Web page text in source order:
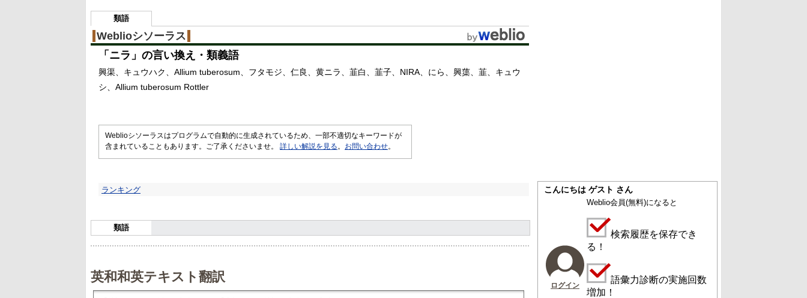
%
類語
Weblioシソーラス
「 ニラ 」の言い換え・類義語
興渠 キュウハク Allium tuberosum フタモジ 仁良 黄ニラ 韮白 韮子 NIRA にら 興蕖 韮
キュウ
シ
Allium tuberosum Rottler
Weblioシソーラスはプログラムで自動的に生成されているため、一部不適切なキーワードが
含まれていることもあります。ご了承くださいませ。 詳しい解説を見る 。 お問い合わせ。
ランキング
類語
英和和英テキスト翻訳
こんにちは ゲスト さん
ログイン
Weblio会員(無料)になると
検索履歴を保存でき
る！
語彙力診断の実施回数
増加！